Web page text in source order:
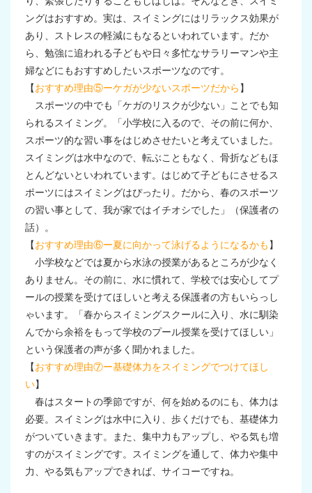
ングはおすすめ。実は、スイミングにはリラックス効果が
あり、ストレスの軽減にもなるといわれています。だか
ら、勉強に追われる子どもや日々多忙なサラリーマンや主
婦などにもおすすめしたいスポーツなのです。
【おすすめ理由⑤ーケガが少ないスポーツだから 】
スポーツの中でも「ケガのリスクが少ない」ことでも知
られるスイミング。「小学校に入るので、その前に何か、
スポーツ的な習い事をはじめさせたいと考えていました。
スイミングは水中なので、転ぶこともなく、骨折などもほ
とんどないといわれています。はじめて子どもにさせるス
ポーツにはスイミングはぴったり。だから、春のスポーツ
の習い事として、我が家ではイチオシでした」（保護者の
話）。
【おすすめ理由⑥ー夏に向かって泳げるようになるかも 】
小学校などでは夏から水泳の授業があるところが少なく
ありません。その前に、水に慣れて、学校では安心してプ
ールの授業を受けてほしいと考える保護者の方もいらっし
ゃいます。「春からスイミングスクールに入り、水に馴染
んでから余裕をもって学校のプール授業を受けてほしい」
という保護者の声が多く聞かれました。
【おすすめ理由⑦ー基礎体力をスイミングでつけてほし
い】
春はスタートの季節ですが、何を始めるのにも、体力は
必要。スイミングは水中に入り、歩くだけでも、基礎体力
がついていきます。また、集中力もアップし、やる気も増
すのがスイミングです。スイミングを通して、体力や集中
力、やる気もアップできれば、サイコーですね。